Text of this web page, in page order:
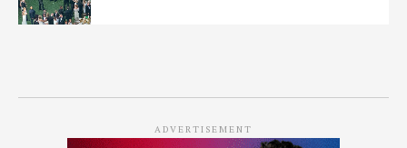
ADVERTISEMENT